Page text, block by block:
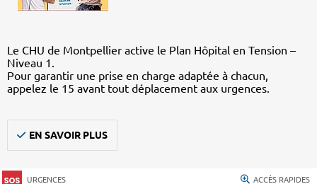
Le CHU de Montpellier active le Plan Hôpital en Tension –
Niveau 1.
Pour garantir une prise en charge adaptée à chacun,
appelez le 15 avant tout déplacement aux urgences.
EN SAVOIR PLUS
URGENCES ACCÈS RAPIDES